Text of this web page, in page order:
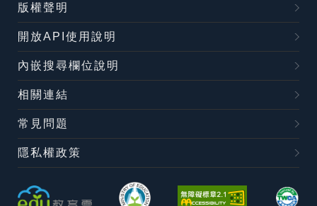
版權聲明
開放API使用說明
內嵌搜尋欄位說明
相關連結
常見問題
隱私權政策